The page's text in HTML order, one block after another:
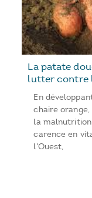
La patate
lutter contre
En
chaire
la
carence en
l'Ouest,